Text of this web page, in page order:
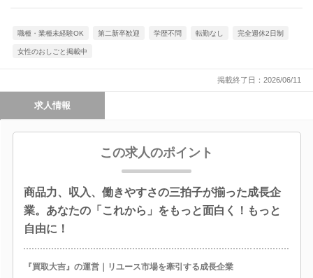
職種・業種未経験OK 第二新卒歓迎 学歴不問 転勤なし 完全週休2日制
女性のおしごと掲載中
掲載終了日：2026/06/11
求人情報
この求人のポイント
商品力、収入、働きやすさの三拍子が揃った成長企
業。あなたの「これから」をもっと面白く！もっと
自由に！
『買取大吉』の運営｜リユース市場を牽引する成長企業